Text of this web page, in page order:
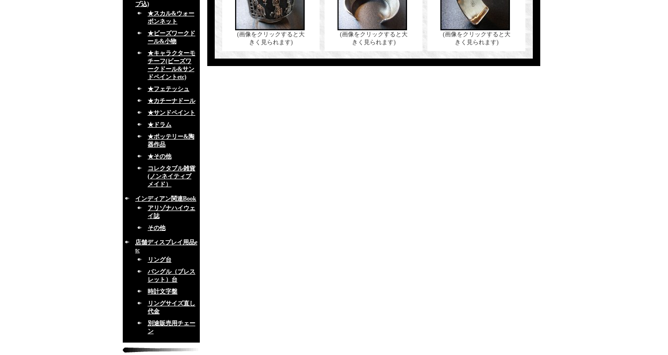
ブ込)
★スカル&ウォー
ボンネット
★ビーズワークド
ール&小物
★キャラクターモ
チーフ(ビーズワ
ークドール&サン
ドペイントetc)
★フェテッシュ
★カチーナドール
★サンドペイント
★ドラム
★ポッテリー&陶
器作品
★その他
コレクタブル雑貨
(ノンネイティブ
メイド）
インディアン関連Book
アリゾナハイウェ
イ誌
その他
店舗ディスプレイ用品e
tc
リング台
バングル（ブレス
レット）台
時計文字盤
リングサイズ直し
代金
別途販売用チェー
ン
(画像をクリックすると大
きく見られます)
(画像をクリックすると大
きく見られます)
(画像をクリックすると大
きく見られます)